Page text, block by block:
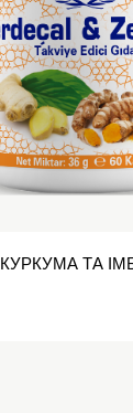
КУРКУМА ТА